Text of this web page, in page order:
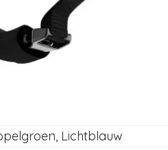
Lichtblauw